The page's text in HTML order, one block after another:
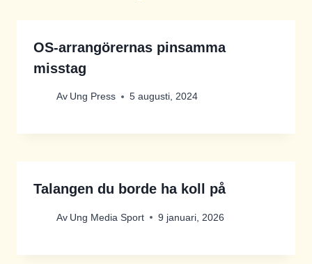
OS-arrangörernas pinsamma
misstag
Av Ung Press 5 augusti, 2024
Talangen du borde ha koll på
Av Ung Media Sport 9 januari, 2026